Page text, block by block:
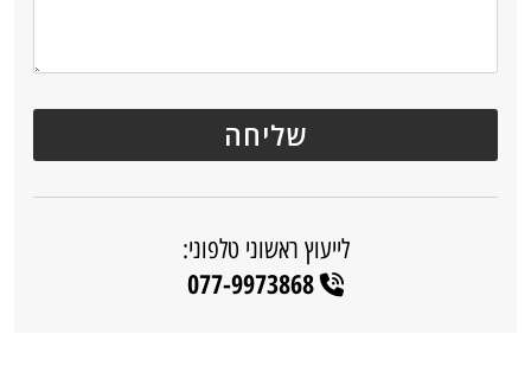
לייעוץ ראשוני טלפוני:
077-9973868